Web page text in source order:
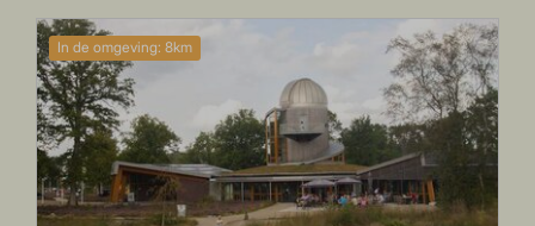
In de omgeving: 8km